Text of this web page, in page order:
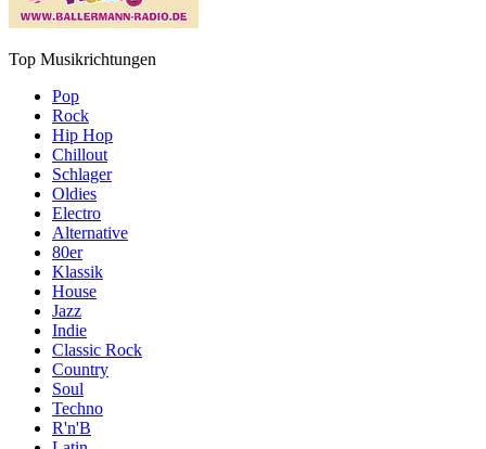
Top Musikrichtungen
Pop
Rock
Hip Hop
Chillout
Schlager
Oldies
Electro
Alternative
80er
Klassik
House
Jazz
Indie
Classic Rock
Country
Soul
Techno
R'n'B